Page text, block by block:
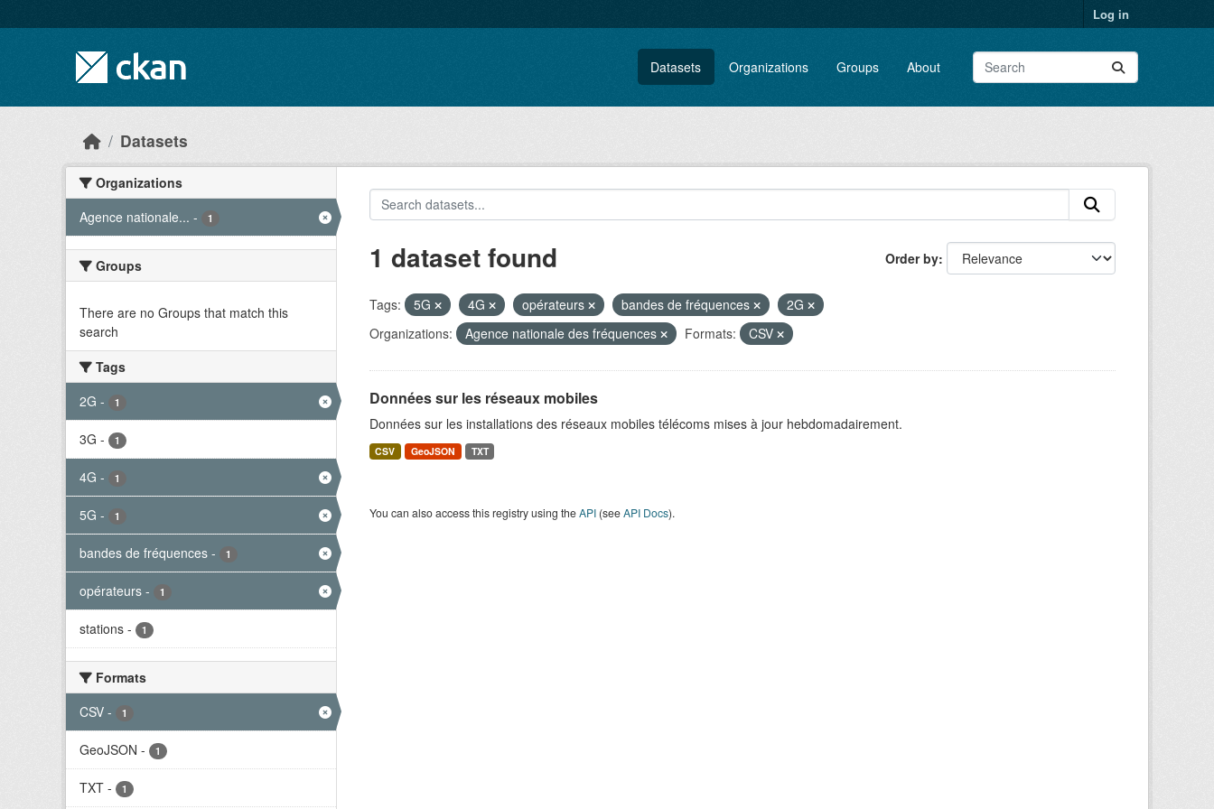
Log in
Datasets Organizations Groups About
Datasets
Organizations
Agence nationale... - 1
Groups
There are no Groups that match this
search
Tags
2G - 1
3G - 1
4G - 1
5G - 1
bandes de fréquences - 1
opérateurs - 1
stations - 1
Formats
CSV - 1
GeoJSON - 1
TXT - 1
Order by
1 dataset found
Tags: 5G 4G opérateurs bandes de fréquences
2G
Organizations:
Agence nationale des fréquences Formats: CSV
Données sur les réseaux mobiles
Données sur les installations des réseaux mobiles télécoms mises à jour hebdomadairement.
CSV GeoJSON TXT
You can also access this registry using theAPI(seeAPI Docs).